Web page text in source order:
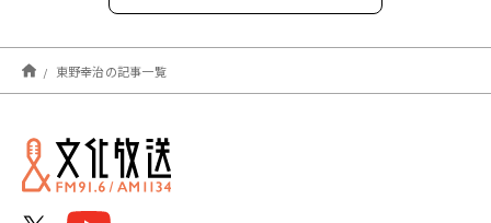
2025年08月
2022年09月
2022年04月
東野幸治の記事一覧